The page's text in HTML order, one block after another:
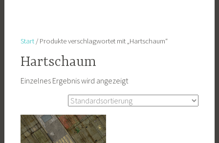
Start/ Produkte verschlagwortet mit „Hartschaum“
Hartschaum
Einzelnes Ergebnis wird angezeigt